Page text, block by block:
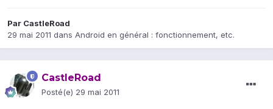
Par CastleRoad
29 mai 2011 dans Android en général : fonctionnement, etc.
CastleRoad
Posté(e) 29 mai 2011